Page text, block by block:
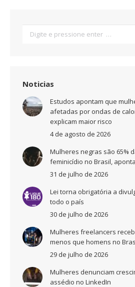
Noticias
Estudos apontam que
afetadas por ondas de
explicam maior risco
4 de agosto de 2026
Mulheres negras são 65%
feminicídio no Brasil,
31 de julho de 2026
Lei torna obrigatória a
todo o país
30 de julho de 2026
Mulheres freelancers
menos que homens no
29 de julho de 2026
Mulheres denunciam
assédio no LinkedIn